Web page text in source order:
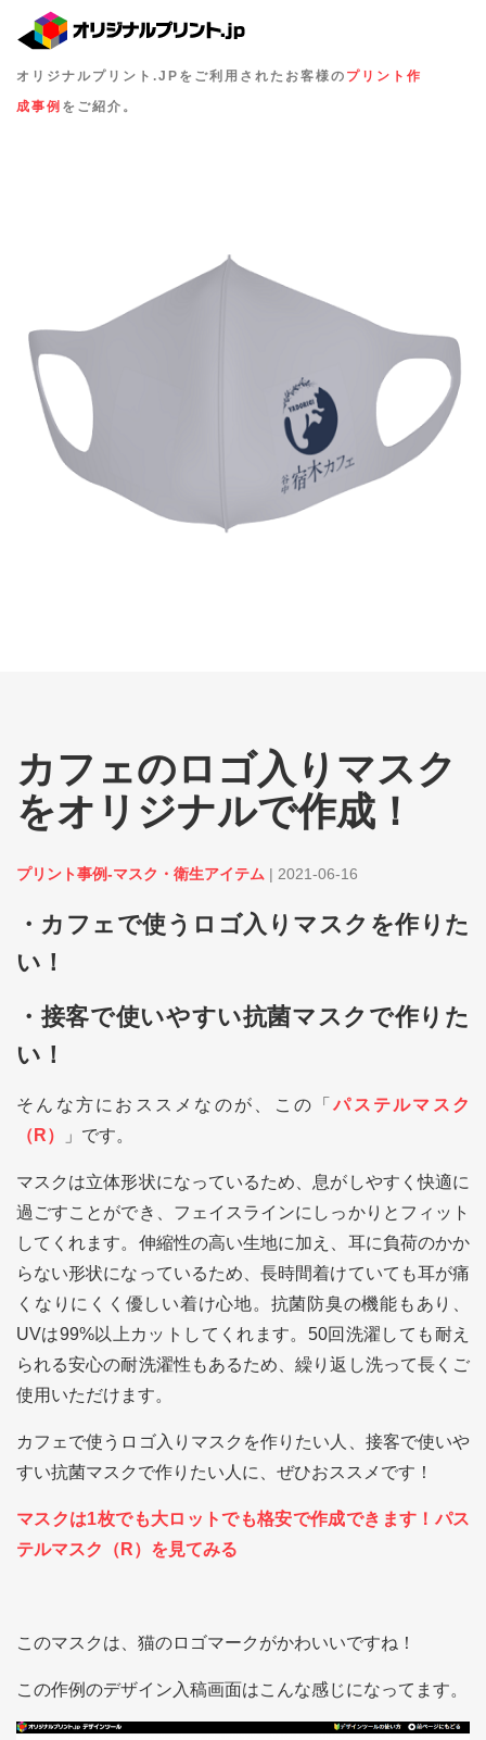
オリジナルプリント.JPをご利用されたお客様の プリント作
成事例 をご紹介。
カフェのロゴ入りマスク
をオリジナルで作成！
プリント事例-マスク・衛生アイテム | 2021-06-16
・カフェで使うロゴ入りマスクを作りた
い！
・接客で使いやすい抗菌マスクで作りた
い！
そんな方におススメなのが、この「パステルマスク
（R）
」です。
マスクは立体形状になっているため、息がしやすく快適に
過ごすことができ、フェイスラインにしっかりとフィット
してくれます。伸縮性の高い生地に加え、耳に負荷のかか
らない形状になっているため、長時間着けていても耳が痛
くなりにくく優しい着け心地。抗菌防臭の機能もあり、
UVは99%以上カットしてくれます。50回洗濯しても耐え
られる安心の耐洗濯性もあるため、繰り返し洗って長くご
使用いただけます。
カフェで使うロゴ入りマスクを作りたい人、接客で使いや
すい抗菌マスクで作りたい人に、ぜひおススメです！
マスクは1枚でも大ロットでも格安で作成できます！パス
テルマスク（R）を見てみる
このマスクは、猫のロゴマークがかわいいですね！
この作例のデザイン入稿画面はこんな感じになってます。